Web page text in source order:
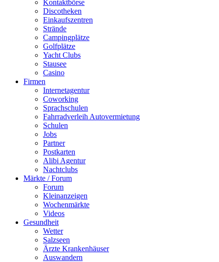
Kontaktbörse
Discotheken
Einkaufszentren
Strände
Campingplätze
Golfplätze
Yacht Clubs
Stausee
Casino
Firmen
Internetagentur
Coworking
Sprachschulen
Fahrradverleih Autovermietung
Schulen
Jobs
Partner
Postkarten
Alibi Agentur
Nachtclubs
Märkte / Forum
Forum
Kleinanzeigen
Wochenmärkte
Videos
Gesundheit
Wetter
Salzseen
Ärzte Krankenhäuser
Auswandern